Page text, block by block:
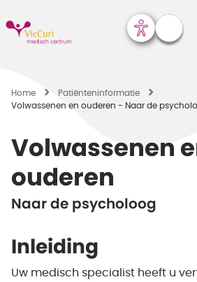
Home
Patiënten­informatie
Volwassenen en ouderen - Naar de
Volwassenen
ouderen
Naar de psycholoog
Inleiding
Uw medisch specialist heeft u